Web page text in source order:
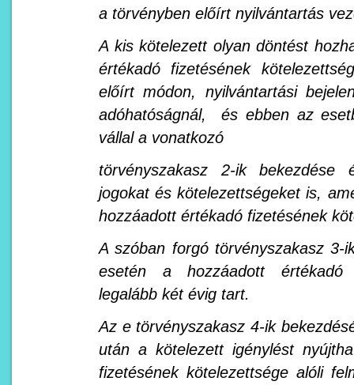
a törvényben előírt nyilvántartás
A kis kötelezett olyan döntést
értékadó fizetésének
előírt módon, nyilvántartási
adóhatóságnál, és ebben az
vállal a vonatkozó
törvényszakasz 2-ik bekezdése
jogokat és kötelezettségeket is,
hozzáadott értékadó fizetésének
A szóban forgó törvényszakasz 3-
esetén a hozzáadott értékadó
legalább két évig tart.
Az e törvényszakasz 4-ik
után a kötelezett igénylést
fizetésének kötelezettsége alóli